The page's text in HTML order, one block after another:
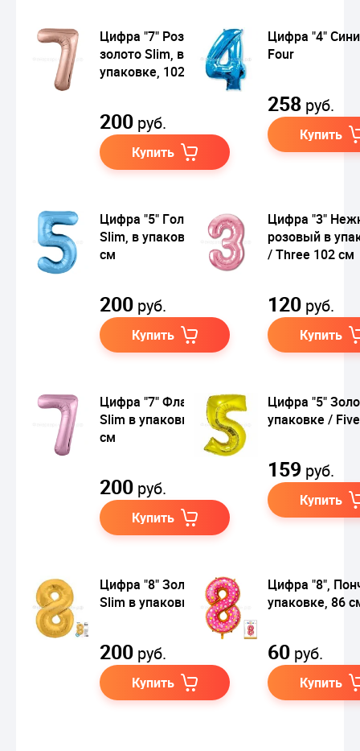
Цифра "7" Розовое
золото Slim, в
упаковке, 102 см
200 руб.
Купить
Цифра "4"
Four
258 руб.
Купить
Цифра "5" Голубой
Slim, в упаковке, 102
см
200 руб.
Купить
Цифра "3"
розовый в
/ Three 102 см
120 руб.
Купить
Цифра "7" Фламинго
Slim в упаковке, 102
см
200 руб.
Купить
Цифра "5"
упаковке /
159 руб.
Купить
Цифра "8" Золото
Slim в упаковке
200 руб.
Купить
Цифра "8",
упаковке, 86
60 руб.
Купить